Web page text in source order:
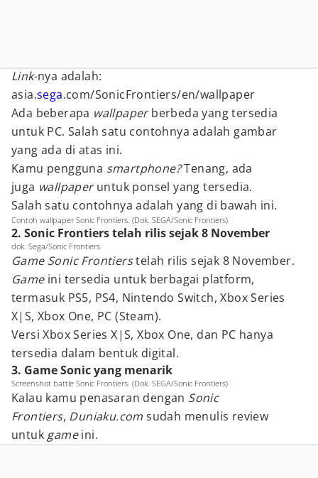
Link-nya adalah:
asia.sega.com/SonicFrontiers/en/wallpaper
Ada beberapa wallpaperberbeda yang tersedia
untuk PC. Salah satu contohnya adalah gambar
yang ada di atas ini.
Kamu pengguna smartphone?Tenang, ada
juga wallpaperuntuk ponsel yang tersedia.
Salah satu contohnya adalah yang di bawah ini.
Contoh wallpaper Sonic Frontiers. (Dok. SEGA/Sonic Frontiers)
2. Sonic Frontiers telah rilis sejak 8 November
dok. Sega/Sonic Frontiers
Game Sonic Frontierstelah rilis sejak 8 November.
Game ini tersedia untuk berbagai platform,
termasuk PS5, PS4, Nintendo Switch, Xbox Series
X|S, Xbox One, PC (Steam).
Versi Xbox Series X|S, Xbox One, dan PC hanya
tersedia dalam bentuk digital.
3. Game Sonic yang menarik
Screenshot battle Sonic Frontiers. (Dok. SEGA/Sonic Frontiers)
Kalau kamu penasaran dengan Sonic
Frontiers, Duniaku.comsudah menulis review
untuk gameini.